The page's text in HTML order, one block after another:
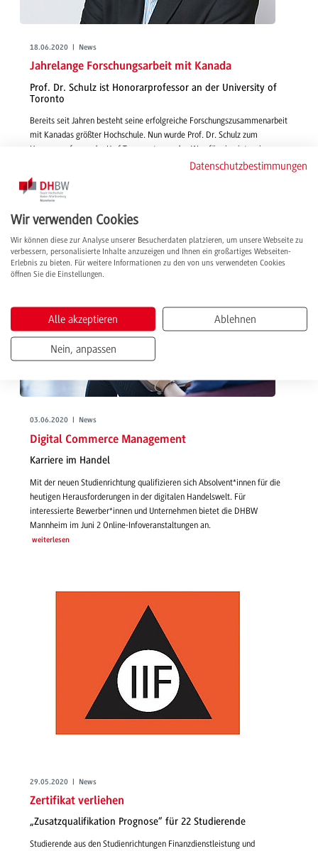
18.06.2020 | News
Jahrelange Forschungsarbeit mit Kanada
Prof. Dr. Schulz ist Honorarprofessor an der University of
Toronto
Bereits seit Jahren besteht seine erfolgreiche Forschungszusammenarbeit
mit Kanadas größter Hochschule. Nun wurde Prof. Dr. Schulz zum
Honorarprofessor der U of T ernannt, was den Weg für eine intensivere
weiterlesen
03.06.2020 | News
Digital Commerce Management
Karriere im Handel
Mit der neuen Studienrichtung qualifizieren sich Absolvent*innen für die
heutigen Herausforderungen in der digitalen Handelswelt. Für
interessierte Bewerber*innen und Unternehmen bietet die DHBW
Mannheim im Juni 2 Online-Infoveranstaltungen an.
weiterlesen
29.05.2020 | News
Zertifikat verliehen
„Zusatzqualifikation Prognose“ für 22 Studierende
Studierende aus den Studienrichtungen Finanzdienstleistung und
Datenschutzbestimmungen
Wir verwenden Cookies
Wir können diese zur Analyse unserer Besucherdaten platzieren, um unsere Webseite zu
verbessern, personalisierte Inhalte anzuzeigen und Ihnen ein großartiges Webseiten-
Erlebnis zu bieten. Für weitere Informationen zu den von uns verwendeten Cookies
öffnen Sie die Einstellungen.
Alle akzeptieren Ablehnen
Nein, anpassen